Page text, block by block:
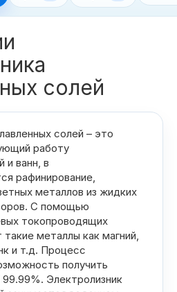
›
⌄
солей
солей – это
работу
и ванн, в
рафинирование,
металлов из жидких
С помощью
токопроводящих
металлы как магний,
и т.д. Процесс
получить
Электролизник